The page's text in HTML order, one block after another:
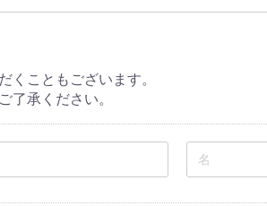
くこともございます。
了承ください。